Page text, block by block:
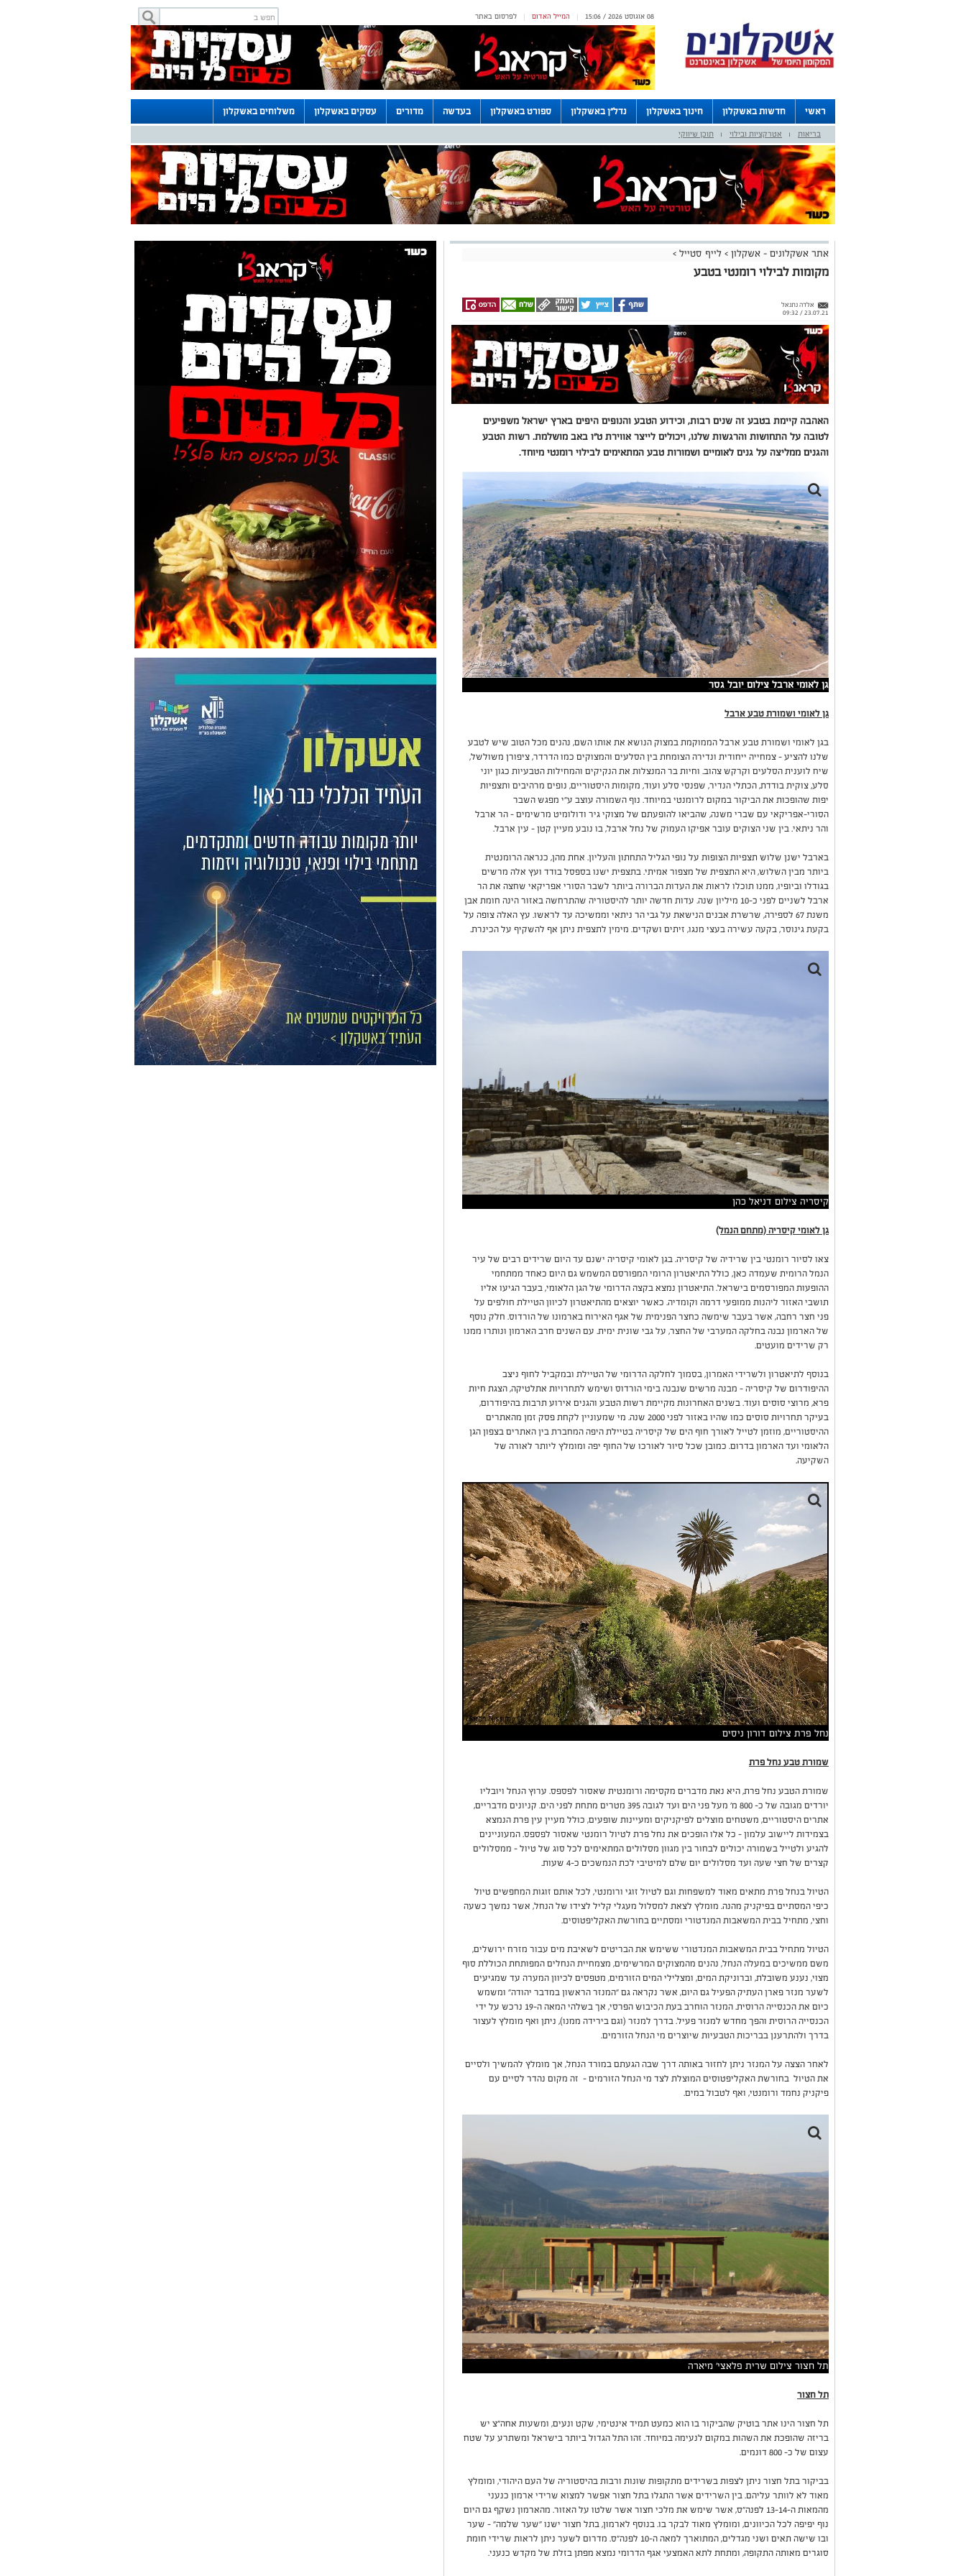
לפרסום באתר | המייל האדום | 08 אוגוסט 2026 / 15:06
ראשי חדשות באשקלון חינוך באשקלון נדל"ן באשקלון ספורט באשקלון בעדשה מדורים עסקים באשקלון משלוחים באשקלון
דרושים באשקלון לוחות בריאות | אטרקציות ובילוי | תוכן שיווקי
אתר אשקלונים - אשקלון > לייף סטייל >
מקומות לבילוי רומנטי בטבע
אלדה נתנאל
23.07.21 / 09:32
האהבה קיימת בטבע זה שנים רבות, וכידוע הטבע והנופים היפים בארץ ישראל משפיעים
לטובה על התחושות והרגשות שלנו, ויכולים לייצר אווירת ט"ו באב מושלמת. רשות הטבע
והגנים ממליצה על גנים לאומיים ושמורות טבע המתאימים לבילוי רומנטי מיוחד.
גן לאומי ארבל צילום יובל גסר
גן לאומי ושמורת טבע ארבל
בגן לאומי ושמורת טבע ארבל הממוקמת במצוק הנושא את אותו השם, נהנים מכל הטוב שיש לטבע
שלנו להציע – צמחייה ייחודית ונדירה הצומחת בין הסלעים והמצוקים כמו הדרדר, ציפורן משולשל,
שיח לוענית הסלעים וקרקש צהוב. וחיות בר המנצלות את הנקיקים והמחילות הטבעיות כגון יוני
סלע, צוקית בודדת, הכתלי הנדיר, שפנסי סלע ועוד, מקומות היסטוריים, נופים מרהיבים ותצפיות
יפות שהופכות את הביקור במקום לרומנטי במיוחד. נוף השמורה עוצב ע"י מפגש השבר
הסורי-אפריקאי עם שברי משנה, שהביאו להופעתם של מצוקי גיר ודולומיט מרשימים - הר ארבל
והר ניתאי. בין שני הצוקים עובר אפיקו העמוק של נחל ארבל, בו נובע מעיין קטן - עין ארבל.
בארבל ישנן שלוש תצפיות הצופות על נופי הגליל התחתון והעליון. אחת מהן, כנראה הרומנטית
ביותר מבין השלוש, היא התצפית של מצפור אמיתי. בתצפית ישנו בספסל בודד ועץ אלה מרשים
בגודלו וביופיו, ממנו תוכלו לראות את העדות הברורה ביותר לשבר הסורי אפריקאי שחצה את הר
ארבל לשניים לפני כ-10 מיליון שנה. עדות חדשה יותר להיסטוריה שהתרחשה באזור הינה חומת אבן
משנת 67 לספירה, שרשרת אבנים הנישאת על גבי הר ניתאי וממשיכה עד לראשו. עץ האלה צופה על
בקעת גינוסר, בקעה עשירה בעצי מנגו, זיתים ושקדים. מימין לתצפית ניתן אף להשקיף על הכינרת.
קיסריה צילום דניאל כהן
גן לאומי קיסריה (מתחם הנמל)
צאו לסיור רומנטי בין שרידיה של קיסריה. בגן לאומי קיסריה ישנם עד היום שרידים רבים של עיר
הנמל הרומית שעמדה כאן, כולל התיאטרון הרומי המפורסם המשמש גם היום כאחד ממתחמי
ההופעות המפורסמים בישראל. התיאטרון נמצא בקצה הדרומי של הגן הלאומי, בעבר הגיעו אליו
תושבי האזור ליהנות ממופעי דרמה וקומדיה. כאשר יוצאים מהתיאטרון לכיוון הטיילת חולפים על
פני חצר רחבה, אשר בעבר שימשה כחצר הפנימית של אגף האירוח בארמונו של הורדוס. חלק נוסף
של הארמון נבנה בחלקה המערבי של החצר, על גבי שונית ימית. עם השנים חרב הארמון ונותרו ממנו
רק שרידים מועטים.
בנוסף לתיאטרון ולשרידי האמרון, בסמוך לחלקה הדרומי של הטיילת ובמקביל לחוף ניצב
ההיפודרום של קיסריה – מבנה מרשים שנבנה בימי הורדוס ושימש לתחרויות אתלטיקה, הצגת חיות
פרא, מרוצי סוסים ועוד. בשנים האחרונות מקיימת רשות הטבע והגנים אירוע תרבות בהיפודרום,
בעיקר תחרויות סוסים כמו שהיו באזור לפני 2000 שנה. מי שמעוניין לקחת פסק זמן מהאתרים
ההיסטוריים, מוזמן לטייל לאורך חוף הים של קיסריה בטיילת היפה המחברת בין האתרים בצפון הגן
הלאומי ועד הארמון בדרום. כמובן שכל סיור לאורכו של החוף יפה ומומלץ ליותר לאורה של
השקיעה.
נחל פרת צילום דורון ניסים
שמורת טבע נחל פרת
שמורת הטבע נחל פרת, היא נאת מדברים מקסימה ורומנטית שאסור לפספס. ערוץ הנחל ויובליו
יורדים מגובה של כ- 800 מ' מעל פני הים ועד לגובה 395 מטרים מתחת לפני הים. קניונים מדבריים,
אתרים היסטוריים, משטחים מוצלים לפיקניקים ומעיינות שופעים, כולל מעיין עין פרת הנמצא
בצמידות ליישוב עלמון – כל אלו הופכים את נחל פרת לטיול רומנטי שאסור לפספס. המעוניינים
להגיע ולטייל בשמורה יכולים לבחור בין מגוון מסלולים המתאימים לכל סוג של טיול – ממסלולים
קצרים של חצי שעה ועד מסלולים יום שלם למיטיבי לכת הנמשכים כ-4 שעות.
הטיול בנחל פרת מתאים מאוד למשפחות וגם לטיול זוגי ורומנטי, לכל אותם זוגות המחפשים טיול
כיפי המסתיים בפיקניק מהנה. מומלץ לצאת למסלול מעגלי קליל לצידו של הנחל, אשר נמשך כשעה
וחצי, מתחיל בבית המשאבות המנדטורי ומסתיים בחורשת האקליפטוסים.
הטיול מתחיל בבית המשאבות המנדטורי ששימש את הבריטים לשאיבת מים עבור מזרח ירושלים,
משם ממשיכים במעלה הנחל, נהנים מהמצוקים המרשימים, מצמחיית הנחלים המפותחת הכוללת סוף
מצוי, נענע משובלת, וברוניקת המים, ומצלילי המים הזורמים, מטפסים לכיוון המערה עד שמגיעים
לשער מנזר פארן העתיק הפעיל גם היום, אשר נקראה גם "המנזר הראשון במדבר יהודה" ומשמש
כיום את הכנסייה הרוסית. המנזר הוחרב בעת הכיבוש הפרסי, אך בשלהי המאה ה-19 נרכש על ידי
הכנסייה הרוסית והפך מחדש למנזר פעיל. בדרך למנזר (וגם בירידה ממנו), ניתן ואף מומלץ לעצור
בדרך ולהתרענן בבריכות הטבעיות שיוצרים מי הנחל הזורמים.
לאחר הצצה על המנזר ניתן לחזור באותה דרך שבה הגעתם במורד הנחל, אך מומלץ להמשיך ולסיים
את הטיול בחורשת האקליפטוסים המוצלת לצד מי הנחל הזורמים – זה מקום נהדר לסיים עם
פיקניק נחמד ורומנטי, ואף לטבול במים.
תל חצור צילום שרית פלאצי' מיארה
תל חצור
תל חצור הינו אתר בוטיק שהביקור בו הוא כמעט תמיד אינטימי, שקט ונעים, ומשעות אחה"צ יש
בריזה שהופכת את השהות במקום לנעימה במיוחד. זהו התל הגדול ביותר בישראל ומשתרע על שטח
עצום של כ- 800 דונמים.
בביקור בתל חצור ניתן לצפות בשרידים מתקופות שונות ורבות בהיסטוריה של העם היהודי, ומומלץ
מאוד לא לוותר עליהם. בין השרידים אשר התגלו בתל חצור אפשר למצוא שרידי ארמון כנעני
מהמאות ה-13-14 לפנה"ס, אשר שימש את מלכי חצור אשר שלטו על האזור. מהארמון נשקף גם היום
נוף יפיפה לכל הכיוונים, ומומלץ מאוד לבקר בו. בנוסף לארמון, בתל חצור ישנו "שער שלמה" – שער
ובו שישה תאים ושני מגדלים, המתוארך למאה ה-10 לפנה"ס. מדרום לשער ניתן לראות שרידי חומת
סוגרים מאותה התקופה, ומתחת לתא האמצעי אגף הדרומי נמצא מפתן בזלת של מקדש כנעני.